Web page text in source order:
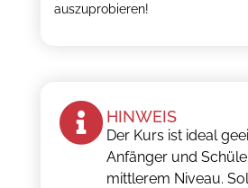
auszuprobieren!
HINWEIS
Der Kurs ist ideal
Anfänger und
mittlerem Niveau.